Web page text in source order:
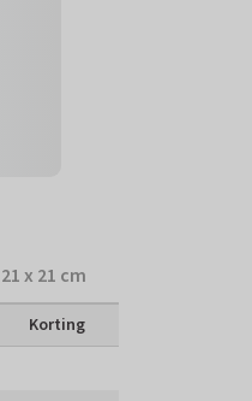
21 x 21 cm
Korting